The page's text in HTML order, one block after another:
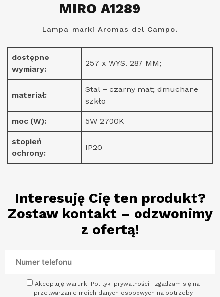
MIRO A1289
Lampa marki Aromas del Campo.
dostępne
wymiary:
257 x WYS. 287 MM;
materiał:
Stal – czarny mat; dmuchane
szkło
moc (W): 5W 2700K
stopień
ochrony:
IP20
Interesuję Cię ten produkt?
Zostaw kontakt – odzwonimy
z ofertą!
Akceptuję warunki Polityki prywatności i zgadzam się na
przetwarzanie moich danych osobowych na potrzeby